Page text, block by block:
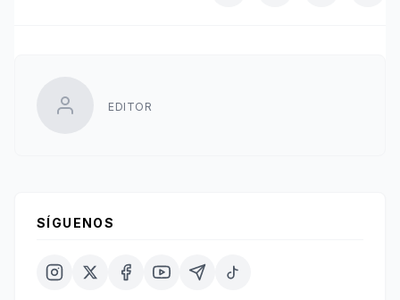
EDITOR
SÍGUENOS